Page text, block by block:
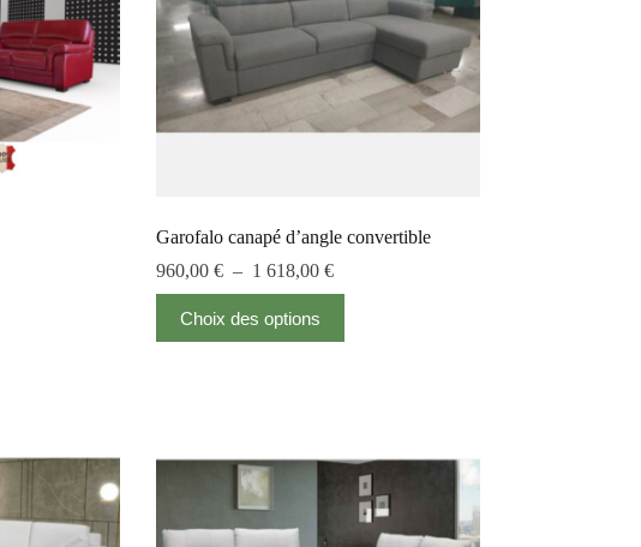
Garofalo canapé d’angle convertible
960,00 € – 1 618,00 €
Choix des options